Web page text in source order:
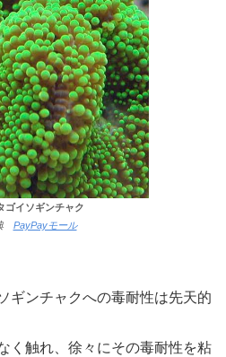
ゴイソギンチャク
PayPayモール
ギンチャクへの毒耐性は先天的
く触れ、徐々にその毒耐性を粘